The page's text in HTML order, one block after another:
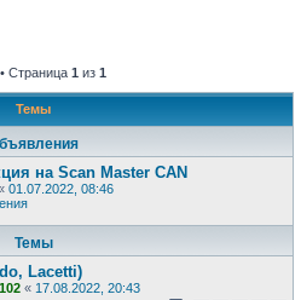
Страница 1 из 1
Темы
на Scan Master CAN
01.07.2022, 08:46
Темы
Lacetti)
« 17.08.2022, 20:43